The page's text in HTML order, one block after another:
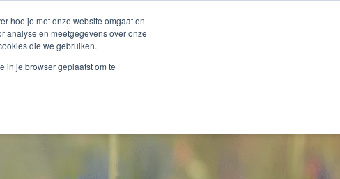
hoe je met onze website omgaat en
analyse en meetgegevens over onze
die we gebruiken.
in je browser geplaatst om te
Duurzaamheid
Over Renske Verkooppunten